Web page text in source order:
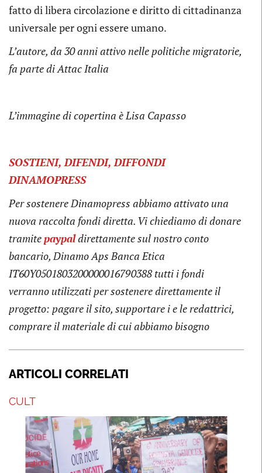
fatto di libera circolazione e diritto di cittadinanza
universale per ogni essere umano.
L’autore, da 30 anni attivo nelle politiche migratorie,
fa parte di Attac Italia
L’immagine di copertina èLisa Capasso
SOSTIENI, DIFENDI, DIFFONDI
DINAMOPRESS
Per sostenere Dinamopress abbiamo attivato una
nuova raccolta fondi diretta. Vi chiediamo di donare
tramitepaypaldirettamente sul nostro conto
bancario, Dinamo Aps Banca Etica
IT60Y0501803200000016790388 tutti i fondi
verranno utilizzati per sostenere direttamente il
progetto: pagare il sito, supportare i e le redattrici,
comprare il materiale di cui abbiamo bisogno
ARTICOLI CORRELATI
CULT